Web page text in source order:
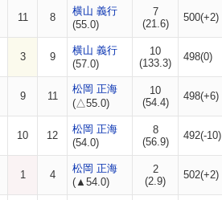
11 8
横山 義行
(55.0)
7
(21.6)
500(+2)
3 9
横山 義行
(57.0)
10
(133.3)
498(0)
9 11
松岡 正海
(△55.0)
10
(54.4)
498(+6)
10 12
松岡 正海
(54.0)
8
(56.9)
492(-10)
1 4
松岡 正海
(▲54.0)
2
(2.9)
502(+2)